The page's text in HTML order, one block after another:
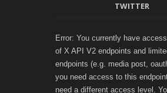
TWITTER
Error: You currently have
of X API V2 endpoints and
endpoints (e.g. media post,
you need access to this
need a different access level.